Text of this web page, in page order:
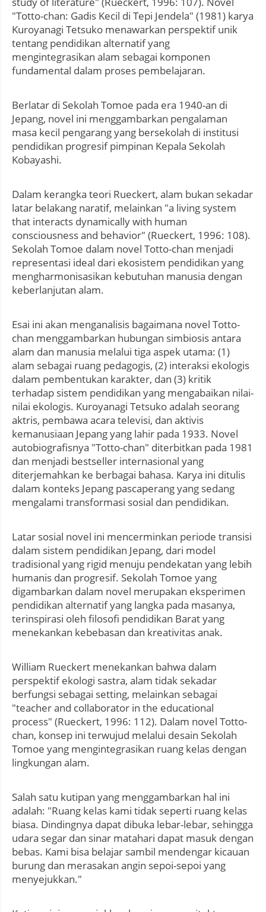
"Totto-chan: Gadis Kecil di Tepi Jendela" (1981) karya
Kuroyanagi Tetsuko menawarkan perspektif unik
tentang pendidikan alternatif yang
mengintegrasikan alam sebagai komponen
fundamental dalam proses pembelajaran.
Berlatar di Sekolah Tomoe pada era 1940-an di
Jepang, novel ini menggambarkan pengalaman
masa kecil pengarang yang bersekolah di institusi
pendidikan progresif pimpinan Kepala Sekolah
Kobayashi.
Dalam kerangka teori Rueckert, alam bukan sekadar
latar belakang naratif, melainkan "a living system
that interacts dynamically with human
consciousness and behavior" (Rueckert, 1996: 108).
Sekolah Tomoe dalam novel Totto-chan menjadi
representasi ideal dari ekosistem pendidikan yang
mengharmonisasikan kebutuhan manusia dengan
keberlanjutan alam.
Esai ini akan menganalisis bagaimana novel Totto-
chan menggambarkan hubungan simbiosis antara
alam dan manusia melalui tiga aspek utama: (1)
alam sebagai ruang pedagogis, (2) interaksi ekologis
dalam pembentukan karakter, dan (3) kritik
terhadap sistem pendidikan yang mengabaikan nilai-
nilai ekologis. Kuroyanagi Tetsuko adalah seorang
aktris, pembawa acara televisi, dan aktivis
kemanusiaan Jepang yang lahir pada 1933. Novel
autobiografisnya "Totto-chan" diterbitkan pada 1981
dan menjadi bestseller internasional yang
diterjemahkan ke berbagai bahasa. Karya ini ditulis
dalam konteks Jepang pascaperang yang sedang
mengalami transformasi sosial dan pendidikan.
Latar sosial novel ini mencerminkan periode transisi
dalam sistem pendidikan Jepang, dari model
tradisional yang rigid menuju pendekatan yang lebih
humanis dan progresif. Sekolah Tomoe yang
digambarkan dalam novel merupakan eksperimen
pendidikan alternatif yang langka pada masanya,
terinspirasi oleh filosofi pendidikan Barat yang
menekankan kebebasan dan kreativitas anak.
William Rueckert menekankan bahwa dalam
perspektif ekologi sastra, alam tidak sekadar
berfungsi sebagai setting, melainkan sebagai
"teacher and collaborator in the educational
process" (Rueckert, 1996: 112). Dalam novel Totto-
chan, konsep ini terwujud melalui desain Sekolah
Tomoe yang mengintegrasikan ruang kelas dengan
lingkungan alam.
Salah satu kutipan yang menggambarkan hal ini
adalah: "Ruang kelas kami tidak seperti ruang kelas
biasa. Dindingnya dapat dibuka lebar-lebar, sehingga
udara segar dan sinar matahari dapat masuk dengan
bebas. Kami bisa belajar sambil mendengar kicauan
burung dan merasakan angin sepoi-sepoi yang
menyejukkan."